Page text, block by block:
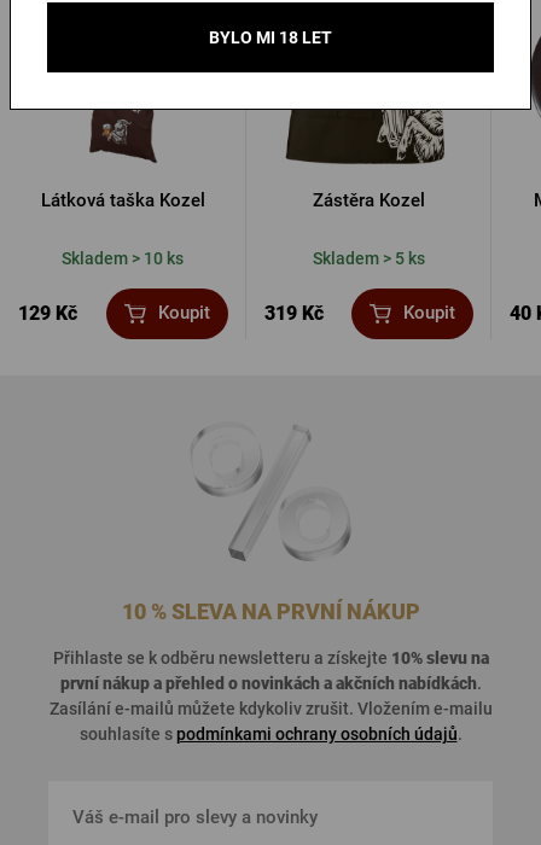
Látková taška Kozel
Skladem > 10 ks
129 Kč Koupit
Zástěra Kozel
Skladem > 5 ks
319 Kč Koupit 40
10 % SLEVA NA PRVNÍ NÁKUP
Přihlaste se k odběru newsletteru a získejte 10% slevu na
první nákup a přehled o novinkách a akčních nabídkách.
Zasílání e-mailů můžete kdykoliv zrušit. Vložením e-mailu
souhlasíte s podmínkami ochrany osobních údajů.
BYLO MI 18 LET